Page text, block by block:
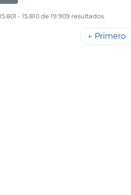
- 15.810 de 19.909 resultados.
← Primero